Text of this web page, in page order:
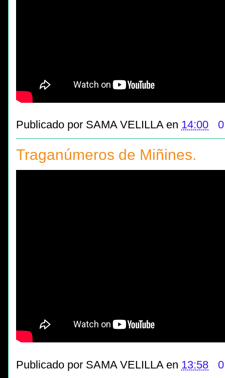
Publicado por SAMA VELILLA en 14:00
Traganúmeros de Miñines.
Publicado por SAMA VELILLA en 13:58